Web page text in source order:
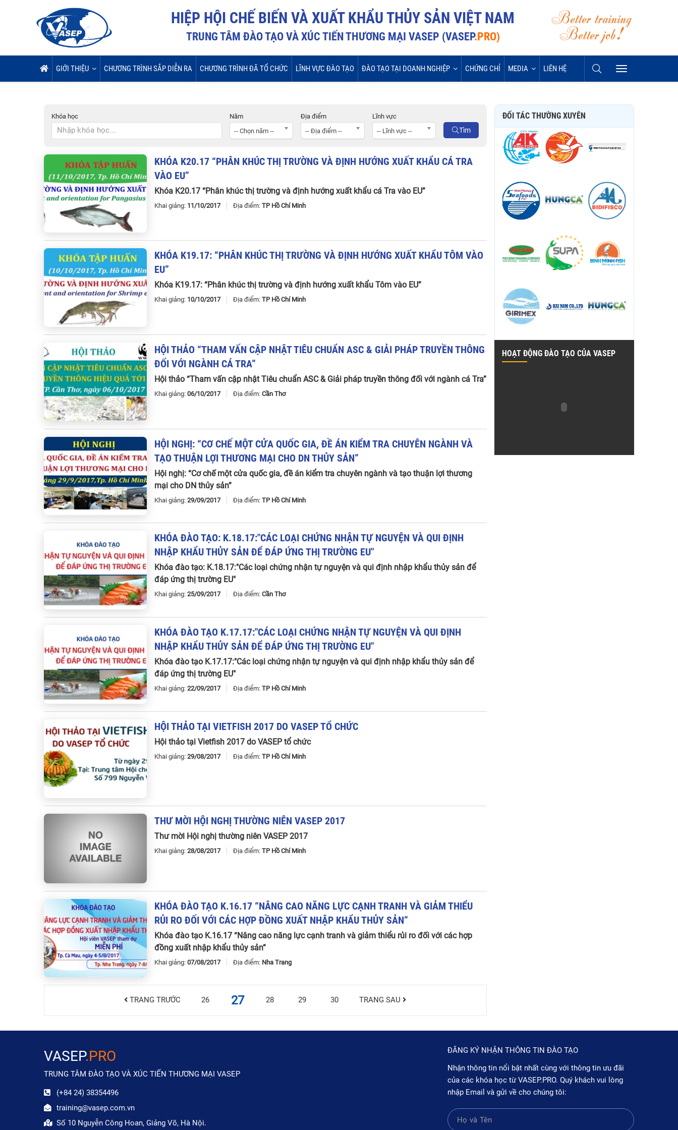
HIỆP HỘI CHẾ BIẾN VÀ XUẤT KHẨU THỦY SẢN VIỆT NAM
TRUNG TÂM ĐÀO TẠO VÀ XÚC TIẾN THƯƠNG MẠI VASEP (VASEP.PRO)
Better training
Better job!
GIỚI THIỆU CHƯƠNG TRÌNH SẮP DIỄN RA CHƯƠNG TRÌNH ĐÃ TỔ CHỨC LĨNH VỰC ĐÀO TẠO ĐÀO TẠO TẠI DOANH NGHIỆP CHỨNG CHỈ MEDIA LIÊN HỆ
Khóa học
Năm
-- Chọn năm --
Địa điểm
-- Địa điểm --
Lĩnh vực
-- Lĩnh vực --
Tìm
KHÓA K20.17 “PHÂN KHÚCTHỊTRƯỜNG VÀ ĐỊNH HƯỚNG XUẤT KHẨU CÁTRA
VÀO EU”
Khóa K20.17 “Phân khúc thị trường và định hướng xuất khẩu cá Tra vào EU”
Khai giảng: 11/10/2017 Địa điểm:TP Hồ Chí Minh
KHÓA K19.17: “PHÂN KHÚCTHỊTRƯỜNG VÀ ĐỊNH HƯỚNG XUẤT KHẨUTÔM VÀO
EU”
Khóa K19.17: “Phân khúc thị trường và định hướng xuất khẩu Tôm vào EU”
Khai giảng: 10/10/2017 Địa điểm:TP Hồ Chí Minh
HỘITHẢO “THAM VẤN CẬP NHẬTTIÊU CHUẨN ASC & GIẢI PHÁPTRUYỀN THÔNG
ĐỐI VỚI NGÀNH CÁTRA”
Hội thảo “Tham vấn cập nhật Tiêu chuẩn ASC & Giải pháp truyền thông đối với ngành cá Tra”
Khai giảng:06/10/2017 Địa điểm:Cần Thơ
HỘI NGHỊ: “CƠ CHẾ MỘT CỬA QUỐC GIA,ĐỀ ÁN KIỂM TRA CHUYÊN NGÀNH VÀ
TẠOTHUẬN LỢITHƯƠNG MẠI CHO DN THỦY SẢN”
Hội nghị: “Cơ chế một cửa quốc gia, đề án kiểm tra chuyên ngành và tạo thuận lợi thương
mại cho DN thủy sản”
Khai giảng:29/09/2017 Địa điểm:TP Hồ Chí Minh
KHÓA ĐÀOTẠO: K.18.17:"CÁC LOẠI CHỨNG NHẬN TỰ NGUYỆN VÀ QUI ĐỊNH
NHẬP KHẨUTHỦY SẢN ĐỂ ĐÁP ỨNG THỊTRƯỜNG EU"
Khóa đào tạo: K.18.17:"Các loại chứng nhận tự nguyện và qui định nhập khẩu thủy sản để
đáp ứng thị trường EU"
Khai giảng:25/09/2017 Địa điểm:Cần Thơ
KHÓA ĐÀOTẠO K.17.17:"CÁC LOẠI CHỨNG NHẬN TỰ NGUYỆN VÀ QUI ĐỊNH
NHẬP KHẨUTHỦY SẢN ĐỂ ĐÁP ỨNG THỊTRƯỜNG EU"
Khóa đào tạo K.17.17:"Các loại chứng nhận tự nguyện và qui định nhập khẩu thủy sản để
đáp ứng thị trường EU"
Khai giảng:22/09/2017 Địa điểm:TP Hồ Chí Minh
HỘITHẢOTẠI VIETFISH 2017 DO VASEPTỔ CHỨC
Hội thảo tại Vietfish 2017 do VASEP tổ chức
Khai giảng:29/08/2017 Địa điểm:TP Hồ Chí Minh
THƯ MỜI HỘI NGHỊTHƯỜNG NIÊN VASEP 2017
Thư mời Hội nghị thường niên VASEP 2017
Khai giảng:28/08/2017 Địa điểm:TP Hồ Chí Minh
KHÓA ĐÀOTẠO K.16.17 “NÂNG CAO NĂNG LỰC CẠNHTRANH VÀ GIẢM THIỂU
RỦI RO ĐỐI VỚI CÁC HỢP ĐỒNG XUẤT NHẬP KHẨUTHỦY SẢN”
Khóa đào tạo K.16.17 “Nâng cao năng lực cạnh tranh và giảm thiểu rủi ro đối với các hợp
đồng xuất nhập khẩu thủy sản”
Khai giảng:07/08/2017 Địa điểm: Nha Trang
TRANG TRƯỚC 26 27 28 29 30 TRANG SAU
ĐỐI TÁC THƯỜNG XUYÊN
HOẠT ĐỘNG ĐÀO TẠO CỦA VASEP
VASEP.PRO
TRUNG TÂM ĐÀO TẠO VÀ XÚC TIẾN THƯƠNG MẠI VASEP
(+84 24) 38354496
training@vasep.com.vn
Số 10 Nguyễn Công Hoan, Giảng Võ, Hà Nội.
ĐĂNG KÝ NHẬN THÔNG TIN ĐÀO TẠO
Nhận thông tin nổi bật nhất cùng với thông tin ưu đãi
của các khóa học từ VASEP.PRO. Quý khách vui lòng
nhập Email và gửi về cho chúng tôi: